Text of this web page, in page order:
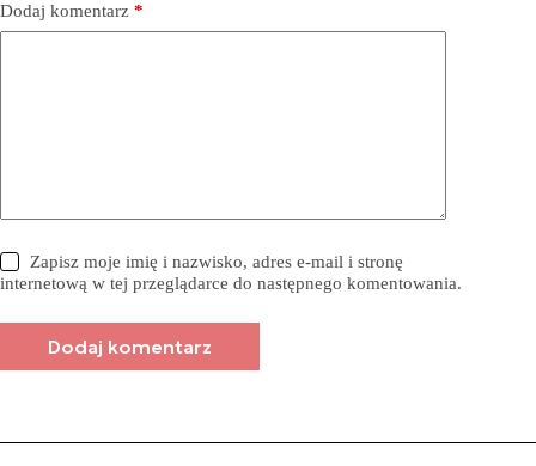
Dodaj komentarz *
Zapisz moje imię i nazwisko, adres e-mail i stronę
internetową w tej przeglądarce do następnego komentowania.
Dodaj komentarz